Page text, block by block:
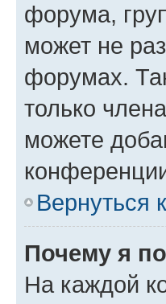
форума,
может не
форумах.
только
можете
Вернуться
Почему я
На каждой